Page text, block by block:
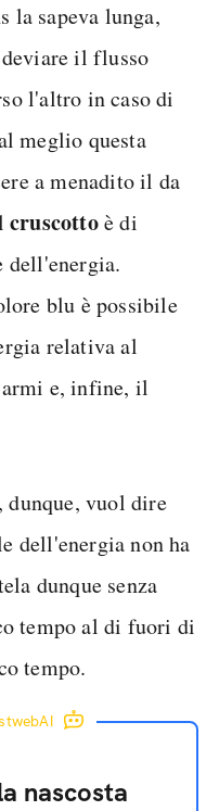
la sapeva lunga,
il flusso
l'altro in caso di
meglio questa
a menadito il da
cruscottoè di
dell'energia.
blu è possibile
relativa al
e, infine, il
dunque, vuol dire
dell'energia non ha
dunque senza
tempo al di fuori di
tempo.
nascosta